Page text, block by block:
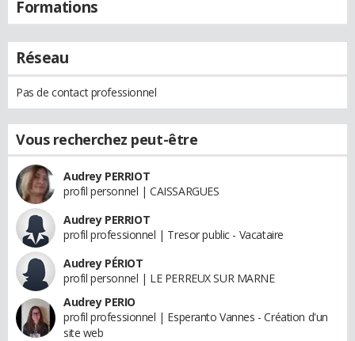
Formations
Réseau
Pas de contact professionnel
Vous recherchez peut-être
Audrey PERRIOT
profil personnel | CAISSARGUES
Audrey PERRIOT
profil professionnel | Tresor public - Vacataire
Audrey PÉRIOT
profil personnel | LE PERREUX SUR MARNE
Audrey PERIO
profil professionnel | Esperanto Vannes - Création d'un
site web